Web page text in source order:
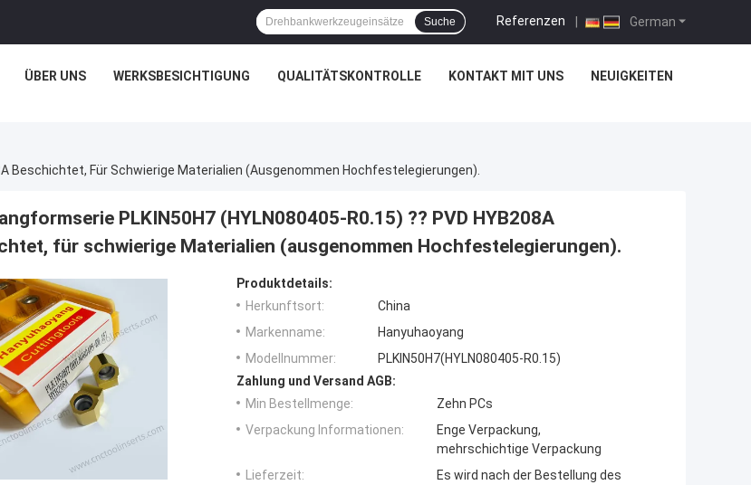
German
Referenzen |
Suche
ÜBER UNS WERKSBESICHTIGUNG QUALITÄTSKONTROLLE KONTAKT MIT UNS NEUIGKEITEN
Beschichtet, Für Schwierige Materialien (ausgenommen Hochfestelegierungen).
PLKIN50H7 (HYLN080405-R0.15) ?? PVD HYB208A
für schwierige Materialien (ausgenommen Hochfestelegierungen).
Produktdetails:
Herkunftsort:
China
Markenname:
Hanyuhaoyang
Modellnummer:
PLKIN50H7(HYLN080405-R0.15)
Zahlung und Versand AGB:
Min Bestellmenge:
Zehn PCs
Verpackung Informationen:
Enge Verpackung,
mehrschichtige Verpackung
Lieferzeit:
Es wird nach der Bestellung des